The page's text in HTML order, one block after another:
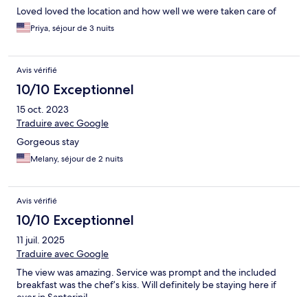
Loved loved the location and how well we were taken care of
Priya, séjour de 3 nuits
Avis vérifié
10/10 Exceptionnel
15 oct. 2023
Traduire avec Google
Gorgeous stay
Melany, séjour de 2 nuits
Avis vérifié
10/10 Exceptionnel
11 juil. 2025
Traduire avec Google
The view was amazing. Service was prompt and the included
breakfast was the chef’s kiss. Will definitely be staying here if